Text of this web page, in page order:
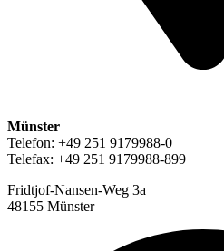
Münster
Telefon: +49 251 9179988-0
Telefax: +49 251 9179988-899
Fridtjof-Nansen-Weg 3a
48155 Münster